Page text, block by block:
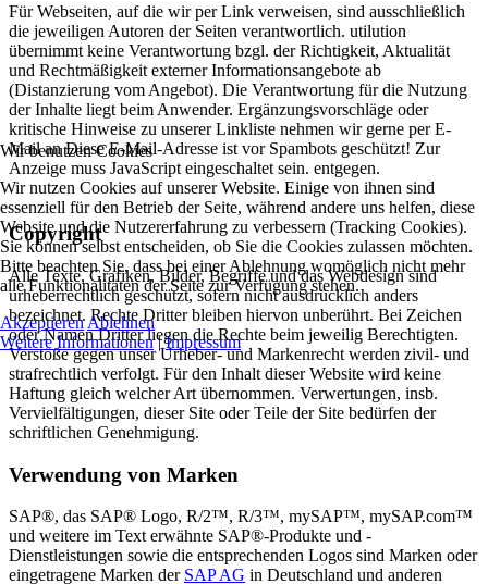
Für Webseiten, auf die wir per Link verweisen, sind ausschließlich
die jeweiligen Autoren der Seiten verantwortlich. utilution
übernimmt keine Verantwortung bzgl. der Richtigkeit, Aktualität
und Rechtmäßigkeit externer Informationsangebote ab
(Distanzierung vom Angebot). Die Verantwortung für die Nutzung
der Inhalte liegt beim Anwender. Ergänzungsvorschläge oder
kritische Hinweise zu unserer Linkliste nehmen wir gerne per E-
Mail anDiese E-Mail-Adresse ist vor Spambots geschützt! Zur
Anzeige muss JavaScript eingeschaltet sein. entgegen.
Copyright
Alle Texte, Grafiken, Bilder, Begriffe und das Webdesign sind
urheberrechtlich geschützt, sofern nicht ausdrücklich anders
bezeichnet. Rechte Dritter bleiben hiervon unberührt. Bei Zeichen
oder Namen Dritter liegen die Rechte beim jeweilig Berechtigten.
Verstöße gegen unser Urheber- und Markenrecht werden zivil- und
strafrechtlich verfolgt. Für den Inhalt dieser Website wird keine
Haftung gleich welcher Art übernommen. Verwertungen, insb.
Vervielfältigungen, dieser Site oder Teile der Site bedürfen der
schriftlichen Genehmigung.
Verwendung von Marken
SAP®, das SAP® Logo, R/2™, R/3™, mySAP™, mySAP.com™
und weitere im Text erwähnte SAP®-Produkte und -
Dienstleistungen sowie die entsprechenden Logos sind Marken oder
eingetragene Marken der SAP AG in Deutschland und anderen
Wir benutzen Cookies
Wir nutzen Cookies auf unserer Website. Einige von ihnen sind
essenziell für den Betrieb der Seite, während andere uns helfen, diese
Website und die Nutzererfahrung zu verbessern (Tracking Cookies).
Sie können selbst entscheiden, ob Sie die Cookies zulassen möchten.
Bitte beachten Sie, dass bei einer Ablehnung womöglich nicht mehr
alle Funktionalitäten der Seite zur Verfügung stehen.
Akzeptieren Ablehnen
Weitere Informationen|Impressum